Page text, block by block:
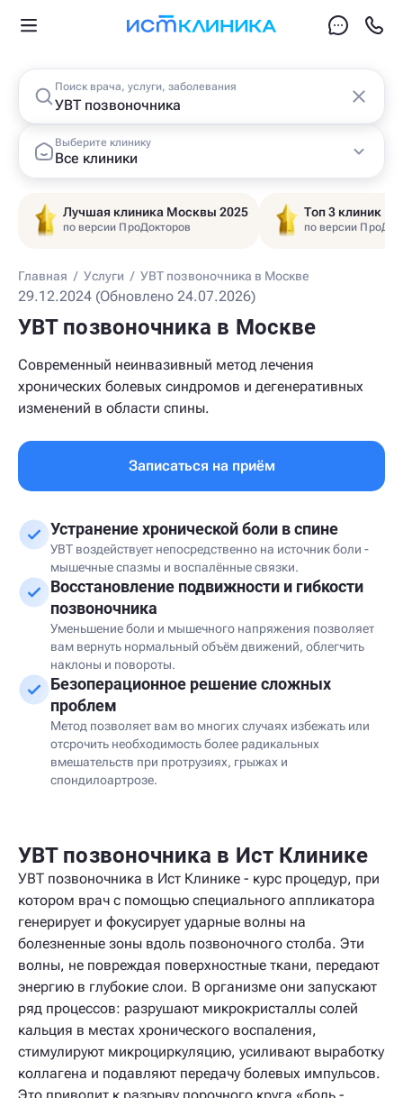
Поиск врача, услуги, заболевания
Выберите клинику
Все клиники
Лучшая клиника Москвы 2025
по версии ПроДокторов
Топ 3 клиник
по версии
Главная / Услуги / УВТ позвоночника в Москве
29.12.2024 (Обновлено 24.07.2026)
УВТ позвоночника в Москве
Современный неинвазивный метод лечения
хронических болевых синдромов и дегенеративных
изменений в области спины.
Записаться на приём
Устранение хронической боли в спине
УВТ воздействует непосредственно на источник боли -
мышечные спазмы и воспалённые связки.
Восстановление подвижности и гибкости
позвоночника
Уменьшение боли и мышечного напряжения позволяет
вам вернуть нормальный объём движений, облегчить
наклоны и повороты.
Безоперационное решение сложных
проблем
Метод позволяет вам во многих случаях избежать или
отсрочить необходимость более радикальных
вмешательств при протрузиях, грыжах и
спондилоартрозе.
УВТ позвоночника в Ист Клинике
УВТ позвоночника в Ист Клинике - курс процедур, при
котором врач с помощью специального аппликатора
генерирует и фокусирует ударные волны на
болезненные зоны вдоль позвоночного столба. Эти
волны, не повреждая поверхностные ткани, передают
энергию в глубокие слои. В организме они запускают
ряд процессов: разрушают микрокристаллы солей
кальция в местах хронического воспаления,
стимулируют микроциркуляцию, усиливают выработку
коллагена и подавляют передачу болевых импульсов.